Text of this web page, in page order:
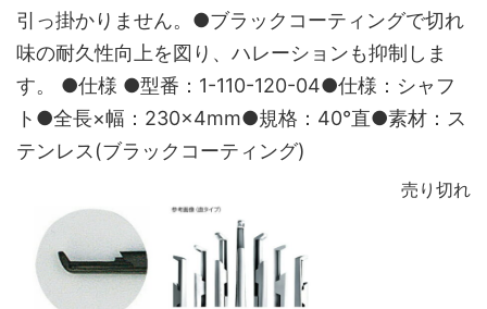
引っ掛かりません。●ブラックコーティングで切れ
味の耐久性向上を図り、ハレーションも抑制しま
す。 ●仕様 ●型番：1-110-120-04●仕様：シャフ
ト●全長×幅：230×4mm●規格：40°直●素材：ス
テンレス(ブラックコーティング)
売り切れ